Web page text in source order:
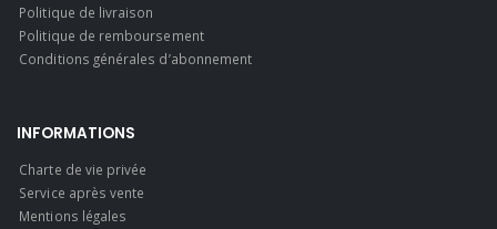
Politique de livraison
Politique de remboursement
Conditions générales d’abonnement
INFORMATIONS
Charte de vie privée
Service après vente
Mentions légales